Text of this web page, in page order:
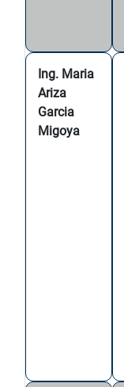
Ing. Maria
Ariza
Garcia
Migoya